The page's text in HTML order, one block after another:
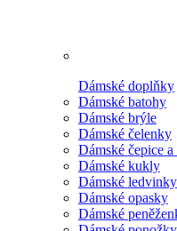
Dámské doplňky
Dámské batohy
Dámské brýle
Dámské čelenky
Dámské čepice
Dámské kukly
Dámské
Dámské opasky
Dámské